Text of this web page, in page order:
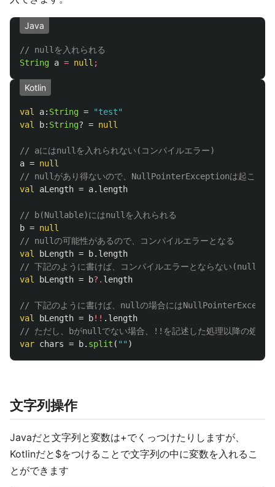
Java
// nullを入れられる
String a = null ;
Kotlin
val a: String =
"test"
val
b: String? = null
// aにはnullを入れられない(コンパイルエラー)
a = null
// nullがあり得ないので、NullPointerExceptionは起こらな
val
aLength = a. length
// b(Nullable)にはnullを入れられる
b = null
// nullの可能性があるので、コンパイルエラーとなる
val
bLength = b. length
// 下記のように書けば、コンパイルエラーとならない(nullの
val
bLength = b?. length
// 下記のように書けば、nullの場合には
val
bLength = b!! . length
// ただし、bがnullでない場合、!!を記述した処理以降の処理
var chars = b. split ( "" )
文字列操作
Javaだと文字列と変数は+でくっつけたりしますが、
Kotlinだと$をつけることで文字列の中に変数を入れるこ
とができます